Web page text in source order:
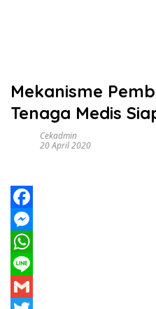
Mekanisme
Tenaga Medis
Cekadmin
20 April 2020
F
a
c
e
M
e
s
W
h
L